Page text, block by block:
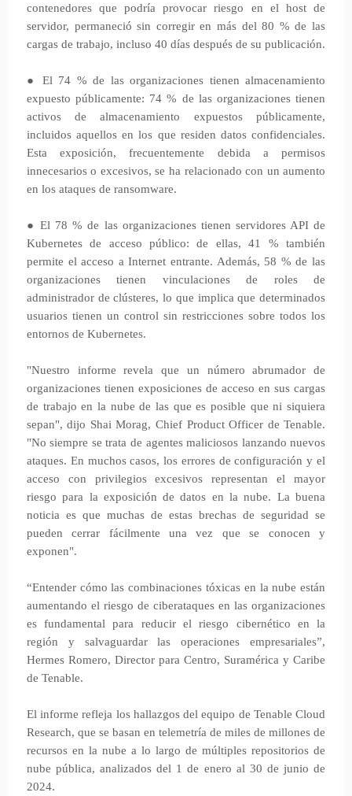
contenedores que podría provocar riesgo en el host de
servidor, permaneció sin corregir en más del 80 % de las
cargas de trabajo, incluso 40 días después de su publicación.
● El 74 % de las organizaciones tienen almacenamiento
expuesto públicamente: 74 % de las organizaciones tienen
activos de almacenamiento expuestos públicamente,
incluidos aquellos en los que residen datos confidenciales.
Esta exposición, frecuentemente debida a permisos
innecesarios o excesivos, se ha relacionado con un aumento
en los ataques de ransomware.
● El 78 % de las organizaciones tienen servidores API de
Kubernetes de acceso público: de ellas, 41 % también
permite el acceso a Internet entrante. Además, 58 % de las
organizaciones tienen vinculaciones de roles de
administrador de clústeres, lo que implica que determinados
usuarios tienen un control sin restricciones sobre todos los
entornos de Kubernetes.
"Nuestro informe revela que un número abrumador de
organizaciones tienen exposiciones de acceso en sus cargas
de trabajo en la nube de las que es posible que ni siquiera
sepan", dijo Shai Morag, Chief Product Officer de Tenable.
"No siempre se trata de agentes maliciosos lanzando nuevos
ataques. En muchos casos, los errores de configuración y el
acceso con privilegios excesivos representan el mayor
riesgo para la exposición de datos en la nube. La buena
noticia es que muchas de estas brechas de seguridad se
pueden cerrar fácilmente una vez que se conocen y
exponen".
“Entender cómo las combinaciones tóxicas en la nube están
aumentando el riesgo de ciberataques en las organizaciones
es fundamental para reducir el riesgo cibernético en la
región y salvaguardar las operaciones empresariales”,
Hermes Romero, Director para Centro, Suramérica y Caribe
de Tenable.
El informe refleja los hallazgos del equipo de Tenable Cloud
Research, que se basan en telemetría de miles de millones de
recursos en la nube a lo largo de múltiples repositorios de
nube pública, analizados del 1 de enero al 30 de junio de
2024.